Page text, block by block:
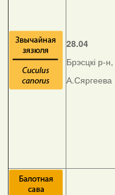
28.04
Брэсцкі р-н,
А.Сяргеева